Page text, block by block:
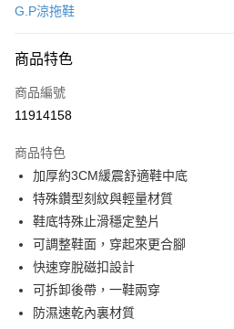
LINE Pay
Apple Pay
悠遊付
Google Pay
全盈+PAY
AFTEE先享後付
相關說明
【關於「AFTEE先享後付」】
AFTEE先享後付是「在收到商品之後才付
ATM付款
G.P涼拖鞋
商品特色
商品編號
11914158
商品特色
加厚約3CM緩震舒適鞋中底
特殊鑽型刻紋與輕量材質
鞋底特殊止滑穩定墊片
可調整鞋面，穿起來更合腳
快速穿脫磁扣設計
可拆卸後帶，一鞋兩穿
防濕速乾內裏材質